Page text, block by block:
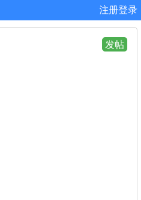
注册登录
发帖